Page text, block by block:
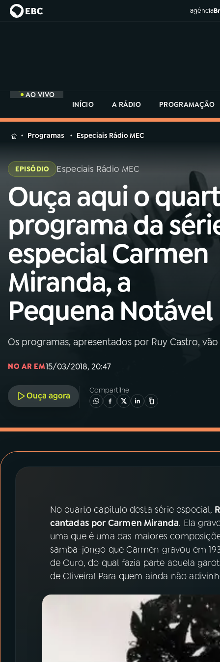
agência
AO VIVO
INÍCIO
A RÁDIO PROGRAMAÇÃO
MENU
Buscar
na
Rádio
MEC
Início AO VIVO
01INÍCIO
A RÁDIO
03PROGRAMAÇÃO
04PROGRAMAS
ACOMPANHE A RÁDIO MEC
Facebook
na
Rádio
Programas Especiais Rádio MEC
EPISÓDIO Especiais Rádio MEC
Ouça aqui o
programa da
especial Carmen
Miranda, a
Pequena Notável
Os programas, apresentados por Ruy Castro,
NO AR EM15/03/2018, 20:47
Ouça agora
Compartilhe
No quarto capítulo desta série especial,
cantadas por Carmen Miranda. Ela
uma que é uma das maiores
samba-jongo que Carmen gravou em
de Ouro, do qual fazia parte aquela
de Oliveira! Para quem ainda não